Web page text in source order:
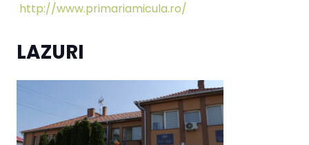
http://www.primariamicula.ro/
LAZURI